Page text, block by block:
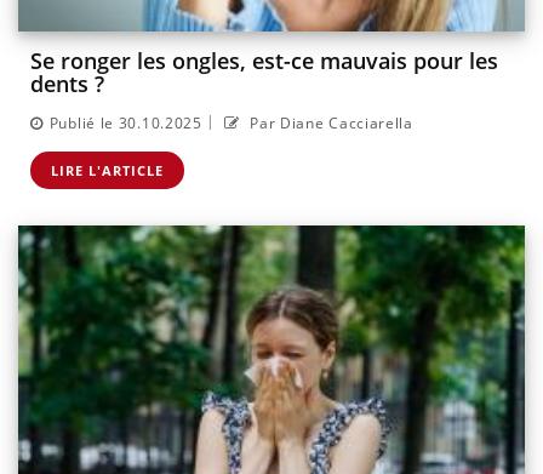
Se ronger les ongles, est-ce mauvais pour les
dents ?
Publié le 30.10.2025 | Par Diane Cacciarella
LIRE L'ARTICLE